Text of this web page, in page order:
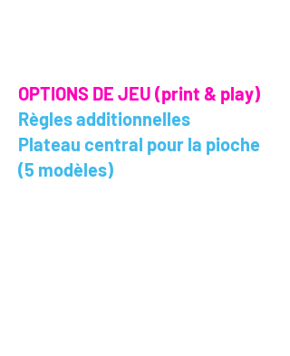
OPTIONS DE JEU (print & play)
Règles additionnelles
Plateau central pour la pioche
(5 modèles)